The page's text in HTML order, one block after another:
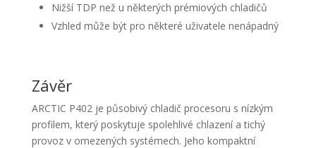
Nižší TDP než u některých prémiových chladičů
Vzhled může být pro některé uživatele nenápadný
Závěr
ARCTIC P402 je působivý chladič procesoru s nízkým
profilem, který poskytuje spolehlivé chlazení a tichý
provoz v omezených systémech. Jeho kompaktní